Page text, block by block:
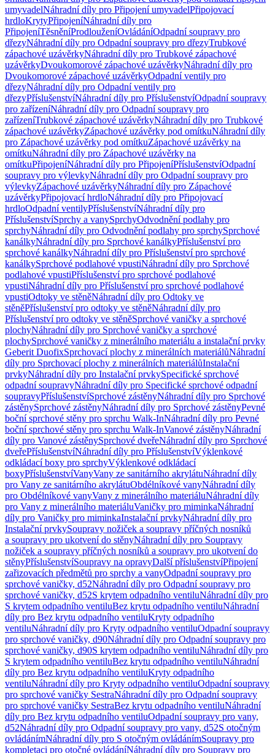
umyvadelNáhradní díly pro Připojení umyvadelPřipojovací
hrdloKrytyPřipojeníNáhradní díly pro
PřipojeníTěsněníProdlouženíOvládáníOdpadní soupravy pro
dřezyNáhradní díly pro Odpadní soupravy pro dřezyTrubkové
zápachové uzávěrkyNáhradní díly pro Trubkové zápachové
uzávěrkyDvoukomorové zápachové uzávěrkyNáhradní díly pro
Dvoukomorové zápachové uzávěrkyOdpadní ventily pro
dřezyNáhradní díly pro Odpadní ventily pro
dřezyPříslušenstvíNáhradní díly pro PříslušenstvíOdpadní soupravy
pro zařízeníNáhradní díly pro Odpadní soupravy pro
zařízeníTrubkové zápachové uzávěrkyNáhradní díly pro Trubkové
zápachové uzávěrkyZápachové uzávěrky pod omítkuNáhradní díly
pro Zápachové uzávěrky pod omítkuZápachové uzávěrky na
omítkuNáhradní díly pro Zápachové uzávěrky na
omítkuPřipojeníNáhradní díly pro PřipojeníPříslušenstvíOdpadní
soupravy pro výlevkyNáhradní díly pro Odpadní soupravy pro
výlevkyZápachové uzávěrkyNáhradní díly pro Zápachové
uzávěrkyPřipojovací hrdloNáhradní díly pro Připojovací
hrdloOdpadní ventilyPříslušenstvíNáhradní díly pro
PříslušenstvíSprchy a vanySprchyOdvodnění podlahy pro
sprchyNáhradní díly pro Odvodnění podlahy pro sprchySprchové
kanálkyNáhradní díly pro Sprchové kanálkyPříslušenství pro
sprchové kanálkyNáhradní díly pro Příslušenství pro sprchové
kanálkySprchové podlahové vpustiNáhradní díly pro Sprchové
podlahové vpustiPříslušenství pro sprchové podlahové
vpustiNáhradní díly pro Příslušenství pro sprchové podlahové
vpustiOdtoky ve stěněNáhradní díly pro Odtoky ve
stěněPříslušenství pro odtoky ve stěněNáhradní díly pro
Příslušenství pro odtoky ve stěněSprchové vaničky a sprchové
plochyNáhradní díly pro Sprchové vaničky a sprchové
plochySprchové vaničky z minerálního materiálu a instalační prvky
Geberit DuofixSprchovací plochy z minerálních materiálůNáhradní
díly pro Sprchovací plochy z minerálních materiálůInstalační
prvkyNáhradní díly pro Instalační prvkySpecifické sprchové
odpadní soupravyNáhradní díly pro Specifické sprchové odpadní
soupravyPříslušenstvíSprchové zástěnyNáhradní díly pro Sprchové
zástěnySprchové zástěnyNáhradní díly pro Sprchové zástěnyPevné
boční sprchové stěny pro sprchu Walk-InNáhradní díly pro Pevné
boční sprchové stěny pro sprchu Walk-InVanové zástěnyNáhradní
díly pro Vanové zástěnySprchové dveřeNáhradní díly pro Sprchové
dveřePříslušenstvíNáhradní díly pro PříslušenstvíVýklenkové
odkládací boxy pro sprchyVýklenkové odkládací
boxyPříslušenstvíVanyVany ze sanitárního akrylátuNáhradní díly
pro Vany ze sanitárního akrylátuObdélníkové vanyNáhradní díly
pro Obdélníkové vanyVany z minerálního materiáluNáhradní díly
pro Vany z minerálního materiáluVaničky pro miminkaNáhradní
díly pro Vaničky pro miminkaInstalační prvkyNáhradní díly pro
Instalační prvkySoupravy nožiček a soupravy příčných nosníků
a soupravy pro ukotvení do stěnyNáhradní díly pro Soupravy
nožiček a soupravy příčných nosníků a soupravy pro ukotvení do
stěnyPříslušenstvíSoupravy na opravyDalší příslušenstvíPřipojení
zařizovacích předmětů pro sprchy a vanyOdpadní soupravy pro
sprchové vaničky, d52Náhradní díly pro Odpadní soupravy pro
sprchové vaničky, d52S krytem odpadního ventiluNáhradní díly pro
S krytem odpadního ventiluBez krytu odpadního ventiluNáhradní
díly pro Bez krytu odpadního ventiluKryty odpadního
ventiluNáhradní díly pro Kryty odpadního ventiluOdpadní soupravy
pro sprchové vaničky, d90Náhradní díly pro Odpadní soupravy pro
sprchové vaničky, d90S krytem odpadního ventiluNáhradní díly pro
S krytem odpadního ventiluBez krytu odpadního ventiluNáhradní
díly pro Bez krytu odpadního ventiluKryty odpadního
ventiluNáhradní díly pro Kryty odpadního ventiluOdpadní soupravy
pro sprchové vaničky SestraNáhradní díly pro Odpadní soupravy
pro sprchové vaničky SestraBez krytu odpadního ventiluNáhradní
díly pro Bez krytu odpadního ventiluOdpadní soupravy pro vany,
d52Náhradní díly pro Odpadní soupravy pro vany, d52S otočným
ovládánímNáhradní díly pro S otočným ovládánímSoupravy pro
kompletaci pro otočné ovládáníNáhradní díly pro Soupravy pro